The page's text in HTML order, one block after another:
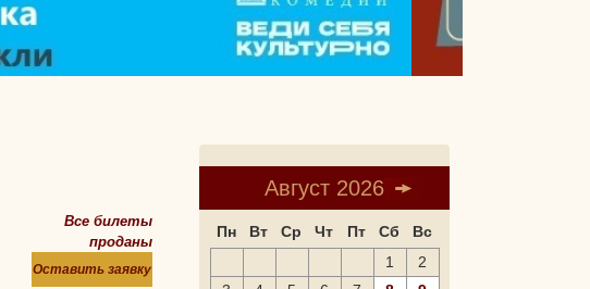
Все билеты
проданы
Оставить заявку
Август 2026
Пн Вт Ср Чт Пт Сб
Вс
1
2